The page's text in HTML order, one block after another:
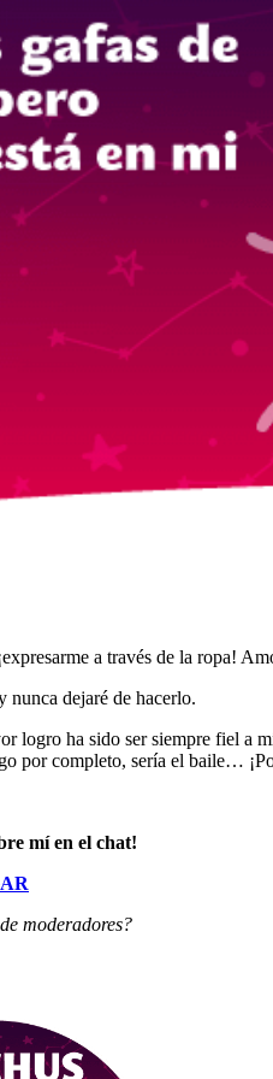
a través de la ropa!
dejaré de hacerlo.
ha sido ser siempre fiel a
por completo, sería el baile…
mí en el chat!
moderadores?